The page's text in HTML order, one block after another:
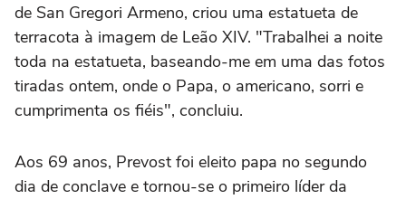
de San Gregori Armeno, criou uma estatueta de
terracota à imagem de Leão XIV. "Trabalhei a noite
toda na estatueta, baseando-me em uma das fotos
tiradas ontem, onde o Papa, o americano, sorri e
cumprimenta os fiéis", concluiu.
Aos 69 anos, Prevost foi eleito papa no segundo
dia de conclave e tornou-se o primeiro líder da